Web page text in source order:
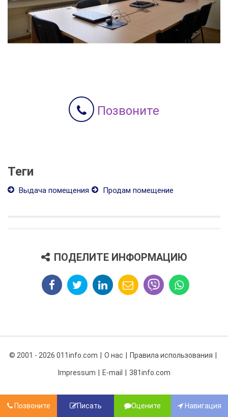
Позвоните
Теги
Выдача помещения Продам помещение
ПОДЕЛИТЕ ИНФОРМАЦИЮ
Позвоните Писать Оцените Навигация
© 2001 - 2026 011info.com О нас Правила использования
Impressum E-mail 381info.com